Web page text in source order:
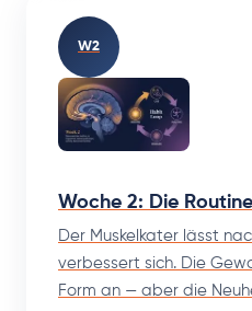
W2
Woche 2: Die
Der Muskelkater lässt
verbessert sich. Die
Form an — aber die